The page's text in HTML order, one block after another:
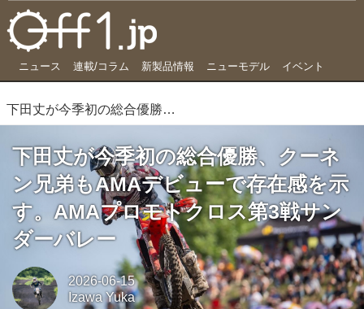
ニュース 連載/コラム 新製品情報 ニューモデル イベント
下田丈が今季初の総合優勝、クーネン兄弟もAMAデビューで存在感を示す。AMAプロモトクロス第3戦サンダーバレー
下田丈が今季初の総合優勝、クーネ
ン兄弟もAMAデビューで存在感を示
す。AMAプロモトクロス第3戦サン
ダーバレー
2026-06-15
Izawa Yuka